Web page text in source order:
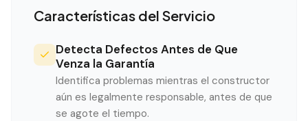
Características del Servicio
Detecta Defectos Antes de Que
Venza la Garantía
Identifica problemas mientras el constructor
aún es legalmente responsable, antes de que
se agote el tiempo.